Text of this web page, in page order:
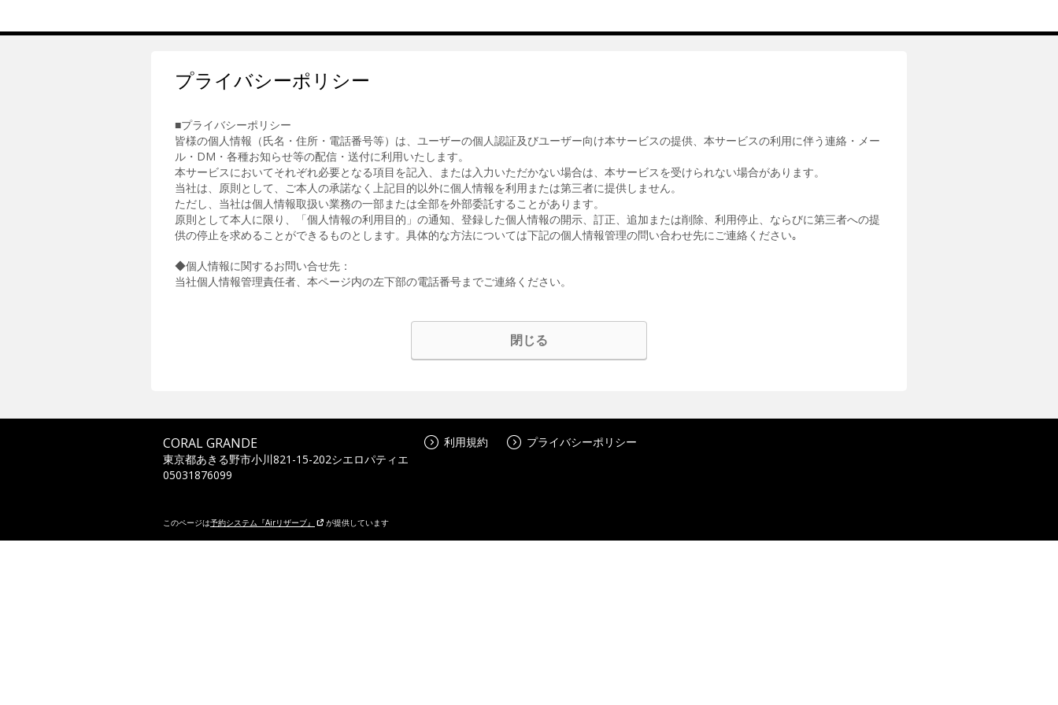
プライバシーポリシー
■プライバシーポリシー
皆様の個人情報（氏名・住所・電話番号等）は、ユーザーの個人認証及びユーザー向け本サービスの提供、本サービスの利用に伴う連絡・メー
ル・DM・各種お知らせ等の配信・送付に利用いたします。
本サービスにおいてそれぞれ必要となる項目を記入、または入力いただかない場合は、本サービスを受けられない場合があります。
当社は、原則として、ご本人の承諾なく上記目的以外に個人情報を利用または第三者に提供しません。
ただし、当社は個人情報取扱い業務の一部または全部を外部委託することがあります。
原則として本人に限り、「個人情報の利用目的」の通知、登録した個人情報の開示、訂正、追加または削除、利用停止、ならびに第三者への提
供の停止を求めることができるものとします。具体的な方法については下記の個人情報管理の問い合わせ先にご連絡ください｡
◆個人情報に関するお問い合せ先：
当社個人情報管理責任者、本ページ内の左下部の電話番号までご連絡ください。
閉じる
CORAL GRANDE
東京都あきる野市小川821-15-202シエロパティエ
05031876099
利用規約 プライバシーポリシー
このページは予約システム『Airリザーブ』 が提供しています